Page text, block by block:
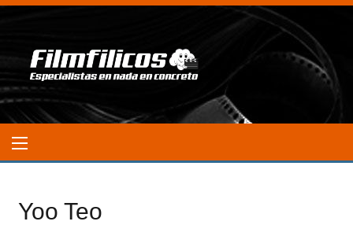
Yoo Teo